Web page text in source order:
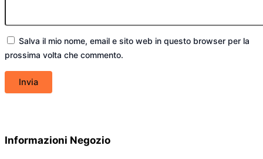
Salva il mio nome, email e sito web in questo browser per la
prossima volta che commento.
Informazioni Negozio